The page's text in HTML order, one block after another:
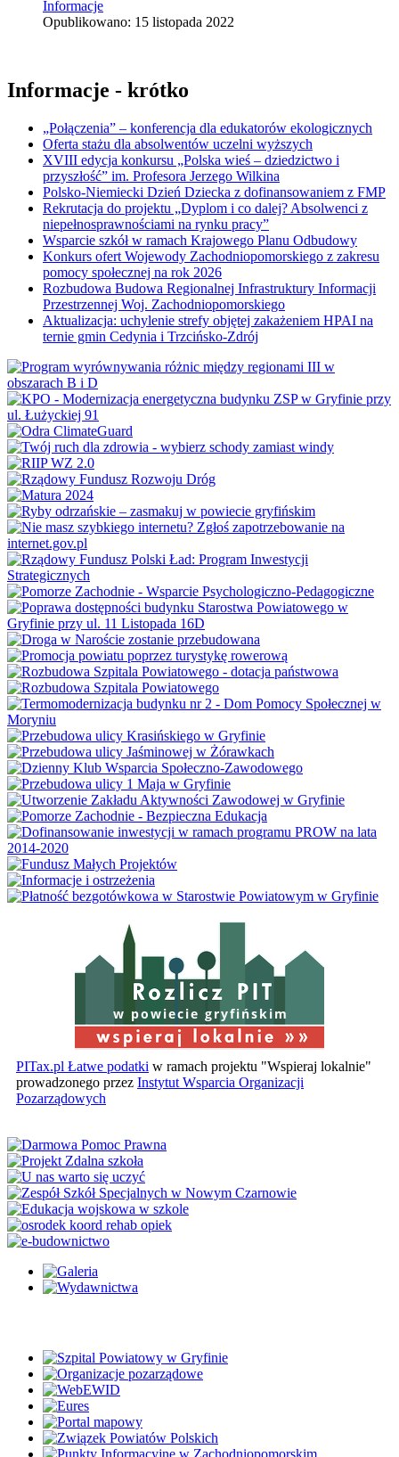
Informacje
Opublikowano: 15 listopada 2022
Informacje - krótko
„Połączenia” – konferencja dla edukatorów ekologicznych
Oferta stażu dla absolwentów uczelni wyższych
XVIII edycja konkursu „Polska wieś – dziedzictwo i
przyszłość” im. Profesora Jerzego Wilkina
Polsko-Niemiecki Dzień Dziecka z dofinansowaniem z FMP
Rekrutacja do projektu „Dyplom i co dalej? Absolwenci z
niepełnosprawnościami na rynku pracy”
Wsparcie szkół w ramach Krajowego Planu Odbudowy
Konkurs ofert Wojewody Zachodniopomorskiego z zakresu
pomocy społecznej na rok 2026
Rozbudowa Budowa Regionalnej Infrastruktury Informacji
Przestrzennej Woj. Zachodniopomorskiego
Aktualizacja: uchylenie strefy objętej zakażeniem HPAI na
ternie gmin Cedynia i Trzcińsko-Zdrój
w powiecie gryfińskim
PITax.pl Łatwe podatki w ramach projektu "Wspieraj lokalnie"
prowadzonego przez Instytut Wsparcia Organizacji
Pozarządowych